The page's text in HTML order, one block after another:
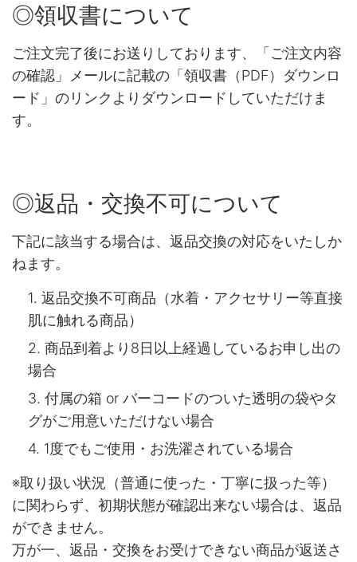
◎領収書について
ご注文完了後にお送りしております、「ご注文内容
の確認」メールに記載の「領収書（PDF）ダウンロ
ード」のリンクよりダウンロードしていただけま
す。
◎返品・交換不可について
下記に該当する場合は、返品交換の対応をいたしか
ねます。
返品交換不可商品（水着・アクセサリー等直接
肌に触れる商品）
商品到着より8日以上経過しているお申し出の
場合
付属の箱 or バーコードのついた透明の袋やタ
グがご用意いただけない場合
1度でもご使用・お洗濯されている場合
※取り扱い状況（普通に使った・丁寧に扱った等）
に関わらず、初期状態が確認出来ない場合は、返品
ができません。
万が一、返品・交換をお受けできない商品が返送さ